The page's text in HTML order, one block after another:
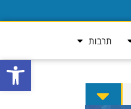
פתח
תרבות